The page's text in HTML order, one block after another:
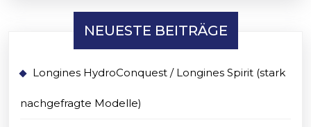
NEUESTE BEITRÄGE
Longines HydroConquest / Longines Spirit (stark
nachgefragte Modelle)